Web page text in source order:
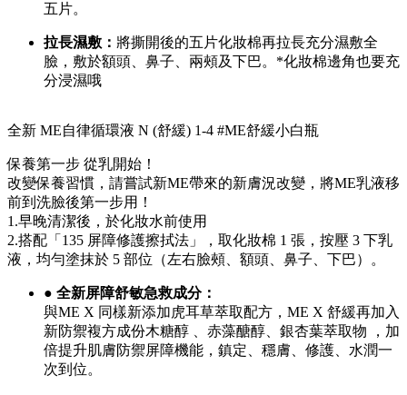
五片。
拉長濕敷： 將撕開後的五片化妝棉再拉長充分濕敷全
臉，敷於額頭、鼻子、兩頰及下巴。*化妝棉邊角也要充
分浸濕哦
全新 ME自律循環液 N (舒緩) 1-4 #ME舒緩小白瓶
保養第一步 從乳開始！
改變保養習慣，請嘗試新ME帶來的新膚況改變，將ME乳液移
前到洗臉後第一步用！
1.早晚清潔後，於化妝水前使用
2.搭配「135 屏障修護擦拭法」，取化妝棉 1 張，按壓 3 下乳
液，均勻塗抹於 5 部位（左右臉頰、額頭、鼻子、下巴）。
● 全新屏障舒敏急救成分：
與ME X 同樣新添加虎耳草萃取配方，ME X 舒緩再加入
新防禦複方成份木糖醇 、赤藻醣醇、銀杏葉萃取物 ，加
倍提升肌膚防禦屏障機能，鎮定、穩膚、修護、水潤一
次到位。